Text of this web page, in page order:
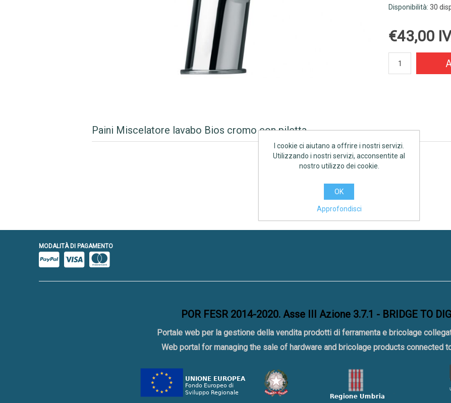
Disponibilità: 30
€43,00
Paini Miscelatore lavabo Bios cromo con piletta.
MODALITÀ DI PAGAMENTO
POR FESR 2014-2020. Asse III Azione 3.7.1 - BRIDGE TO
Portale web per la gestione della vendita prodotti di ferramenta e bricolage
Web portal for managing the sale of hardware and bricolage products connected
I cookie ci aiutano a offrire i nostri servizi.
Utilizzando i nostri servizi, acconsentite al
nostro utilizzo dei cookie.
OK
Approfondisci